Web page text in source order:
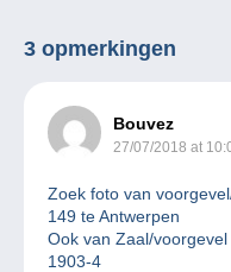
3 opmerkingen
Bouvez
27/07/2018 at
Zoek foto van
149 te Antwerpen
Ook van Zaal/
1903-4